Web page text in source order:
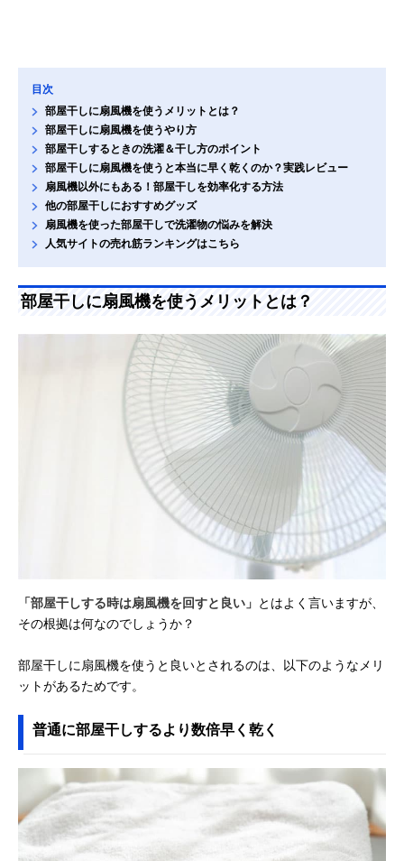
目次
部屋干しに扇風機を使うメリットとは？
部屋干しに扇風機を使うやり方
部屋干しするときの洗濯＆干し方のポイント
部屋干しに扇風機を使うと本当に早く乾くのか？実践レビュー
扇風機以外にもある！部屋干しを効率化する方法
他の部屋干しにおすすめグッズ
扇風機を使った部屋干しで洗濯物の悩みを解決
人気サイトの売れ筋ランキングはこちら
部屋干しに扇風機を使うメリットとは？
「部屋干しする時は扇風機を回すと良い」 とはよく言いますが、
その根拠は何なのでしょうか？
部屋干しに扇風機を使うと良いとされるのは、以下のようなメリ
ットがあるためです。
普通に部屋干しするより数倍早く乾く